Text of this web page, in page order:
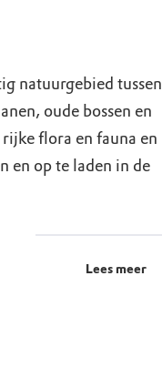
natuurgebied tussen
oude bossen en
flora en fauna en
en op te laden in de
Lees meer